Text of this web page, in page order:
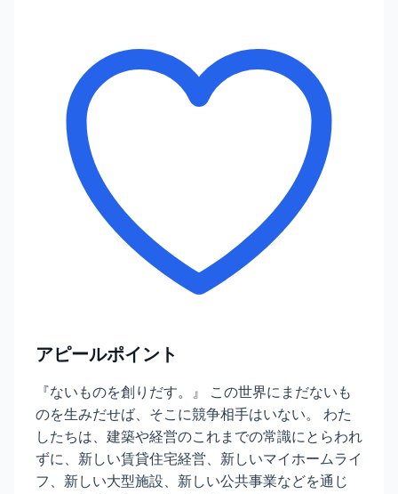
アピールポイント
『ないものを創りだす。』 この世界にまだないも
のを生みだせば、そこに競争相手はいない。 わた
したちは、建築や経営のこれまでの常識にとらわれ
ずに、新しい賃貸住宅経営、新しいマイホームライ
フ、新しい大型施設、新しい公共事業などを通じ